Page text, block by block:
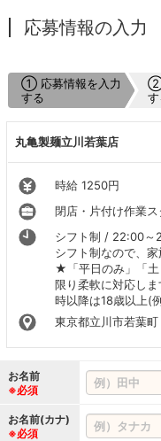
応募情報の入力
① 応募情報を入力
する
②
丸亀製麺立川若葉店
時給 1250円
閉店・片付け作業ス
シフト制 / 22:00～
シフト制なので、
★「平日のみ」「
限り柔軟に対応し
時以降は18歳以上(
東京都立川市若葉町
お名前
※必須
お名前(カナ)
※必須